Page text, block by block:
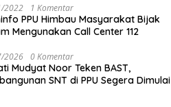
2022 1 Komentar
PPU Himbau Masyarakat Bijak
Mengunakan Call Center 112
2026 0 Komentar
Mudyat Noor Teken BAST,
SNT di PPU Segera Dimulai